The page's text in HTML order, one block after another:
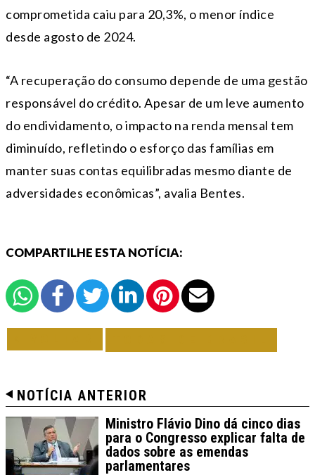
comprometida caiu para 20,3%, o menor índice
desde agosto de 2024.
“A recuperação do consumo depende de uma gestão
responsável do crédito. Apesar de um leve aumento
do endividamento, o impacto na renda mensal tem
diminuído, refletindo o esforço das famílias em
manter suas contas equilibradas mesmo diante de
adversidades econômicas”, avalia Bentes.
COMPARTILHE ESTA NOTÍCIA:
NOTÍCIA ANTERIOR
Ministro Flávio Dino dá cinco dias
para o Congresso explicar falta de
dados sobre as emendas
parlamentares